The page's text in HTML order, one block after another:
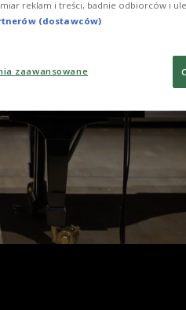
reklam i treści, badnie odbiorców i
(dostawców)
zaawansowane